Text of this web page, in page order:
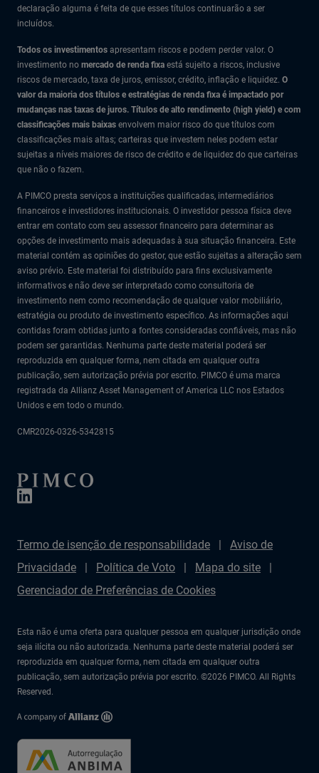
declaração alguma é feita de que esses títulos continuarão a ser
incluídos.
Todos os investimentos apresentam riscos e podem perder valor. O
investimento no mercado de renda fixa está sujeito a riscos, inclusive
riscos de mercado, taxa de juros, emissor, crédito, inflação e liquidez. O
valor da maioria dos títulos e estratégias de renda fixa é impactado por
mudanças nas taxas de juros. Títulos de alto rendimento (high yield) e com
classificações mais baixas envolvem maior risco do que títulos com
classificações mais altas; carteiras que investem neles podem estar
sujeitas a níveis maiores de risco de crédito e de liquidez do que carteiras
que não o fazem.
A PIMCO presta serviços a instituições qualificadas, intermediários
financeiros e investidores institucionais. O investidor pessoa física deve
entrar em contato com seu assessor financeiro para determinar as
opções de investimento mais adequadas à sua situação financeira. Este
material contém as opiniões do gestor, que estão sujeitas a alteração sem
aviso prévio. Este material foi distribuído para fins exclusivamente
informativos e não deve ser interpretado como consultoria de
investimento nem como recomendação de qualquer valor mobiliário,
estratégia ou produto de investimento específico. As informações aqui
contidas foram obtidas junto a fontes consideradas confiáveis, mas não
podem ser garantidas. Nenhuma parte deste material poderá ser
reproduzida em qualquer forma, nem citada em qualquer outra
publicação, sem autorização prévia por escrito. PIMCO é uma marca
registrada da Allianz Asset Management of America LLC nos Estados
Unidos e em todo o mundo.
CMR2026-0326-5342815
Termo de isenção de responsabilidade
Aviso de
Privacidade
Política de Voto
Mapa do site
Gerenciador de Preferências de Cookies
Esta não é uma oferta para qualquer pessoa em qualquer jurisdição onde
seja ilícita ou não autorizada. Nenhuma parte deste material poderá ser
reproduzida em qualquer forma, nem citada em qualquer outra
publicação, sem autorização prévia por escrito. ©2026 PIMCO. All Rights
Reserved.